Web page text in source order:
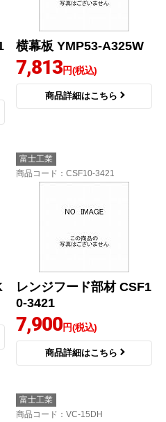
横幕板 YMP53-A325W
7,813円(税込)
商品詳細はこちら
富士工業
商品コード ：CSF10-3421
レンジフード部材 CSF1
0-3421
7,900円(税込)
商品詳細はこちら
富士工業
商品コード ：VC-15DH